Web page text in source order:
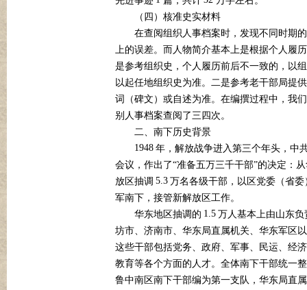
（四）核准史实材料
在查阅组织人事档案时，发现不同时期
上的误差。而人物简介基本上是根据个人履
是参考组织史，个人履历前后不一致的，以
以起任地组织史为准。二是参考老干部局提
词（碑文）或自述为准。在编撰过程中，我
别人事档案查阅了三四次。
二、南下历史背景
1948 年，解放战争进入第三个年头，中
会议，作出了“准备五万三千干部”的决定：
放区抽调 5.3 万名各级干部，以区党委（省
军南下，接管新解放区工作。
华东地区抽调的 1.5 万人基本上由山东
坊市、济南市、华东局直属机关、华东军区
这些干部包括党务、政府、军事、民运、经
教育等各个方面的人才。全体南下干部统一
鲁中南区南下干部编为第一支队，华东局直